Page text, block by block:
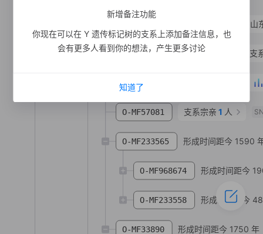
O-MF12856 形成时间距今 2570 年 支
O-MF31439
O-MF57081 支系宗亲 1 人
O-MF233565 形成时间距今 1590
O-MF33890 形成时间距今 1750 年
山
O-MF968674 形成时间距今
O-MF233558 形成时间距今
新增备注功能
你现在可以在 Y 遗传标记树的支系上添加备注信息，也
会有更多人看到你的想法，产生更多讨论
知道了